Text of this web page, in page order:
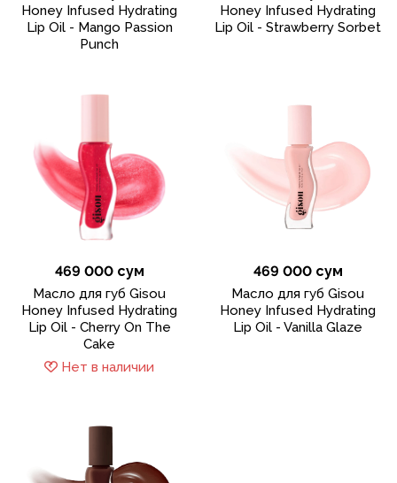
Honey Infused Hydrating
Lip Oil - Mango Passion
Punch
Honey Infused Hydrating
Lip Oil - Strawberry Sorbet
469 000 сум
Масло для губ Gisou
Honey Infused Hydrating
Lip Oil - Cherry On The
Cake
Нет в наличии
469 000 сум
Масло для губ Gisou
Honey Infused Hydrating
Lip Oil - Vanilla Glaze